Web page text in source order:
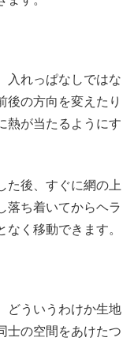
入れっぱなしではな
後の方向を変えたり
熱が当たるようにす
た後、すぐに網の上
落ち着いてからヘラ
く移動できます。
どういうわけか生地
士の空間をあけたつ